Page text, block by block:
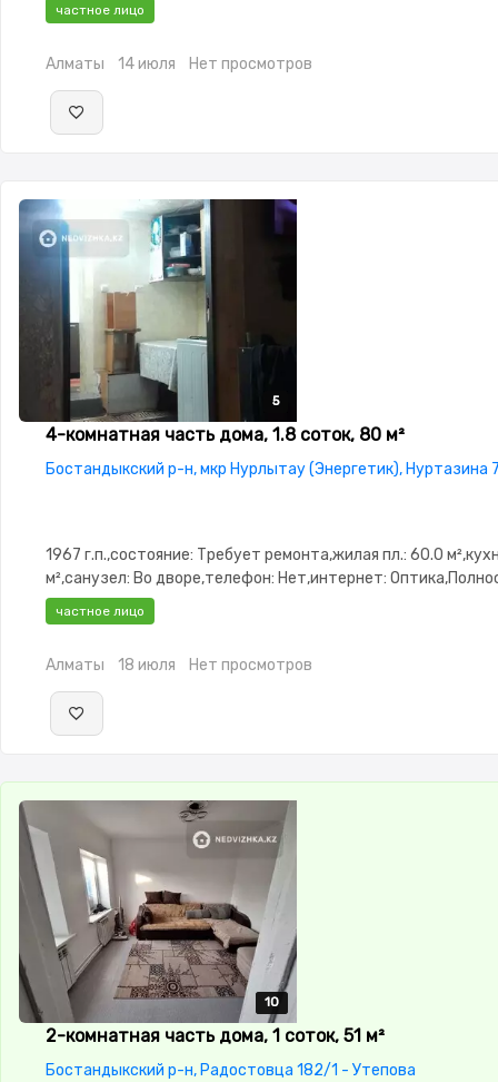
зона
частное лицо
Алматы 14 июля Нет просмотров
5
5
5
5
5
4-комнатная часть дома, 1.8 соток, 80 м²
Бостандыкский р-н, мкр Нурлытау (Энергетик), Нуртазина
1967 г.п.,состояние: Требует ремонта,жилая пл.: 60.0
м²,санузел: Во дворе,телефон: Нет,интернет:
меблирована,Полностью меблирована,Видеонаблюдение
частное лицо
Алматы 18 июля Нет просмотров
10
10
10
10
10
2-комнатная часть дома, 1 соток, 51 м²
Бостандыкский р-н, Радостовца 182/1 - Утепова